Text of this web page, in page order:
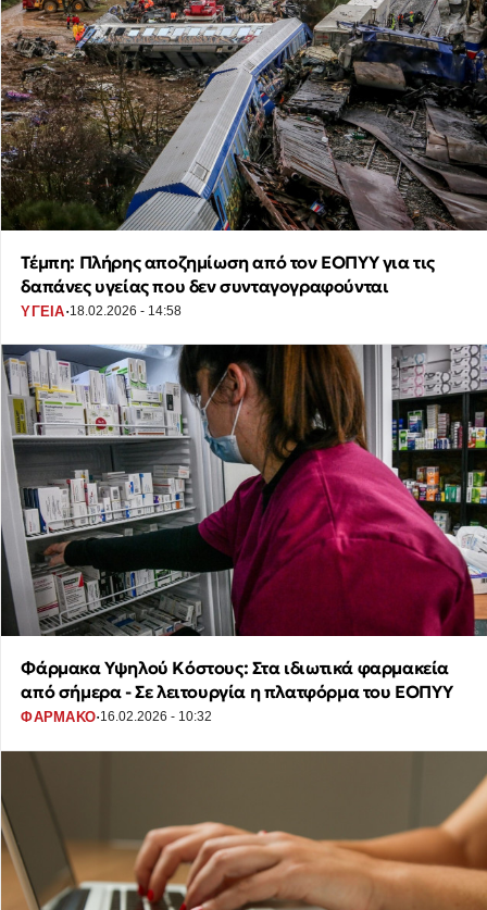
Τέμπη: Πλήρης αποζημίωση από τον ΕΟΠΥΥ για τις
δαπάνες υγείας που δεν συνταγογραφούνται
ΥΓΕΙΑ·18.02.2026 - 14:58
Φάρμακα Υψηλού Κόστους: Στα ιδιωτικά φαρμακεία
από σήμερα - Σε λειτουργία η πλατφόρμα του ΕΟΠΥΥ
ΦΑΡΜΑΚΟ·16.02.2026 - 10:32